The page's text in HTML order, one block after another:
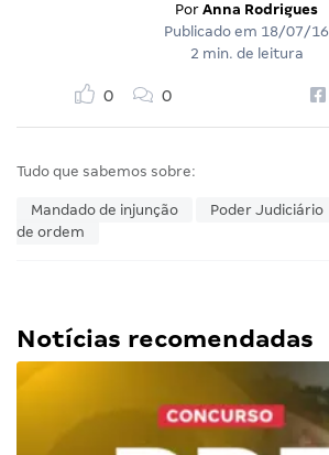
Por Anna Rodrigues
Publicado em 18/07/16
2 min. de leitura
0 0
Tudo que sabemos sobre:
Mandado de injunção Poder Judiciário
de ordem
Notícias recomendadas